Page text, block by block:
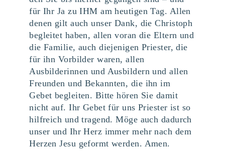
für Ihr Ja zu IHM am heutigen Tag. Allen
denen gilt auch unser Dank, die Christoph
begleitet haben, allen voran die Eltern und
die Familie, auch diejenigen Priester, die
für ihn Vorbilder waren, allen
Ausbilderinnen und Ausbildern und allen
Freunden und Bekannten, die ihn im
Gebet begleiten. Bitte hören Sie damit
nicht auf. Ihr Gebet für uns Priester ist so
hilfreich und tragend. Möge auch dadurch
unser und Ihr Herz immer mehr nach dem
Herzen Jesu geformt werden. Amen.